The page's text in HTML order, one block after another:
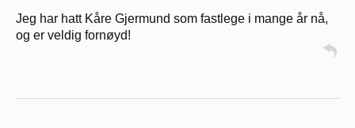
Jeg har hatt Kåre Gjermund som fastlege i mange år nå,
og er veldig fornøyd!